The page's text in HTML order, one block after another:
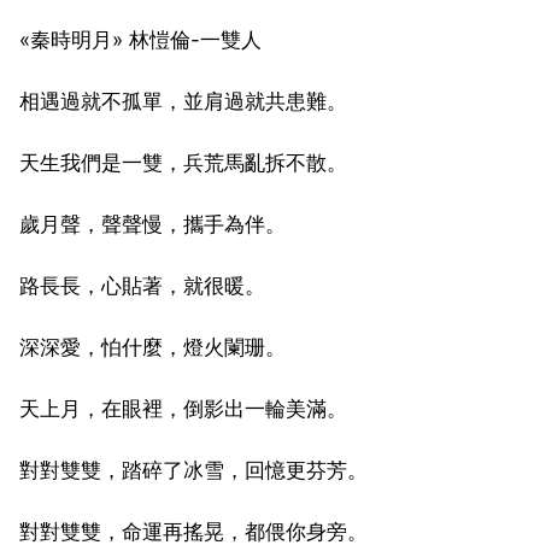
«秦時明月» 林愷倫-一雙人
相遇過就不孤單，並肩過就共患難。
天生我們是一雙，兵荒馬亂拆不散。
歲月聲，聲聲慢，攜手為伴。
路長長，心貼著，就很暖。
深深愛，怕什麼，燈火闌珊。
天上月，在眼裡，倒影出一輪美滿。
對對雙雙，踏碎了冰雪，回憶更芬芳。
對對雙雙，命運再搖晃，都偎你身旁。